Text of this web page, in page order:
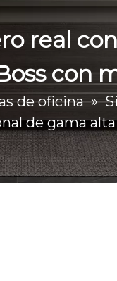
real
con
de oficina »
de gama